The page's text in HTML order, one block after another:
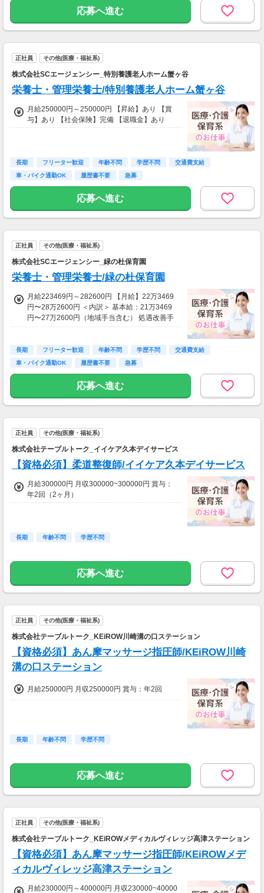
応募へ進む
正社員 その他(医療・福祉系)
株式会社SCエージェンシー_特別養護老人ホーム蟹ヶ谷
栄養士・管理栄養士/特別養護老人ホーム蟹ヶ谷
月給250000円～250000円 【昇給】あり 【賞
与】あり 【社会保険】完備 【退職金】あり
長期 フリーター歓迎 年齢不問 学歴不問
交通費支給
車・バイク通勤OK
履歴書不要 急募
応募へ進む
正社員 その他(医療・福祉系)
株式会社SCエージェンシー_緑の杜保育園
栄養士・管理栄養士/緑の杜保育園
月給223469円～282600円 【月給】22万3469
円〜28万2600円 ＜内訳＞ 基本給：21万3469
円〜27万2600円（地域手当含む） 処遇改善手
当：1万円 〔その他手当〕 住宅補助（条件あ
年度実績） 【賞与】年2回 計 4.50ヶ月分（前
年度実績）
長期 フリーター歓迎 年齢不問 学歴不問
交通費支給
車・バイク通勤OK
履歴書不要 急募
応募へ進む
正社員 その他(医療・福祉系)
株式会社テーブルトーク_イイケア久本デイサービス
【資格必須】柔道整復師/イイケア久本デイサービス
月給300000円 月収300000~300000円 賞与：
年2回（2ヶ月）
長期 年齢不問 学歴不問
応募へ進む
正社員 その他(医療・福祉系)
株式会社テーブルトーク_KEiROW川崎溝の口ステーション
【資格必須】あん摩マッサージ指圧師/KEiROW川崎
溝の口ステーション
月給250000円 月収250000円 賞与：年2回
長期 年齢不問 学歴不問
応募へ進む
正社員 その他(医療・福祉系)
株式会社テーブルトーク_KEiROWメディカルヴィレッジ高津ステーション
【資格必須】あん摩マッサージ指圧師/KEiROWメデ
ィカルヴィレッジ高津ステーション
月給230000円～400000円 月収230000~40000